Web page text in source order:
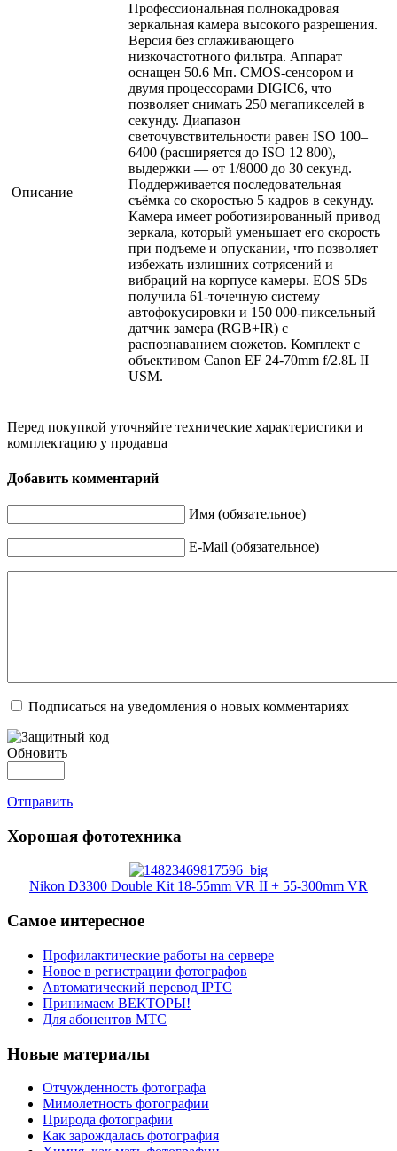
Описание
Профессиональная полнокадровая
зеркальная камера высокого разрешения.
Версия без сглаживающего
низкочастотного фильтра. Аппарат
оснащен 50.6 Мп. CMOS-сенсором и
двумя процессорами DIGIC6, что
позволяет снимать 250 мегапикселей в
секунду. Диапазон
светочувствительности равен ISO 100–
6400 (расширяется до ISO 12 800),
выдержки — от 1/8000 до 30 секунд.
Поддерживается последовательная
съёмка со скоростью 5 кадров в секунду.
Камера имеет роботизированный привод
зеркала, который уменьшает его скорость
при подъеме и опускании, что позволяет
избежать излишних сотрясений и
вибраций на корпусе камеры. EOS 5Ds
получила 61-точечную систему
автофокусировки и 150 000-пиксельный
датчик замера (RGB+IR) c
распознаванием сюжетов. Комплект с
объективом Canon EF 24-70mm f/2.8L II
USM.
Перед покупкой уточняйте технические характеристики и
комплектацию у продавца
Добавить комментарий
Имя (обязательное)
E-Mail (обязательное)
Подписаться на уведомления о новых комментариях
Обновить
Отправить
Хорошая фототехника
Nikon D3300 Double Kit 18-55mm VR II + 55-300mm VR
Самое интересное
Профилактические работы на сервере
Новое в регистрации фотографов
Автоматический перевод IPTC
Принимаем ВЕКТОРЫ!
Для абонентов МТС
Новые материалы
Отчужденность фотографа
Мимолетность фотографии
Природа фотографии
Как зарождалась фотография